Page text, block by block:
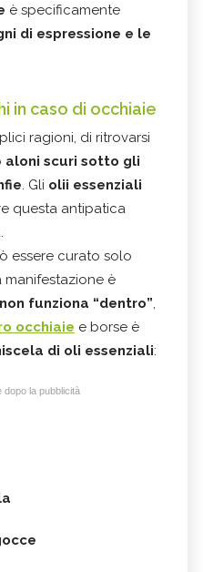
è specificamente
di espressione e le
in caso di occhiaie
ragioni, di ritrovarsi
aloni scuri sotto gli
. Gli olii essenziali
questa antipatica
essere curato solo
manifestazione è
funziona “dentro”,
occhiaie e borse è
di oli essenziali:
dopo la pubblicità